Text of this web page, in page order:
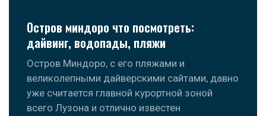
Остров миндоро что посмотреть:
дайвинг, водопады, пляжи
Остров Миндоро, с его пляжами и
великолепными дайверскими сайтами, давно
уже считается главной курортной зоной
всего Лузона и отлично известен